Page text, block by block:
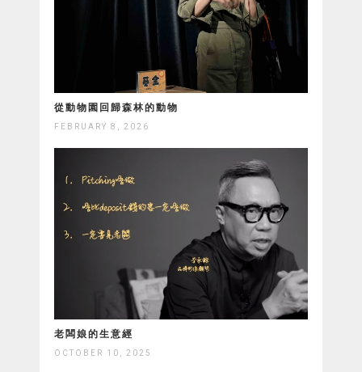
從動物園回歸森林的動物
FEBRUARY 8, 2026
老闆娘的生意經
OCTOBER 10, 2025